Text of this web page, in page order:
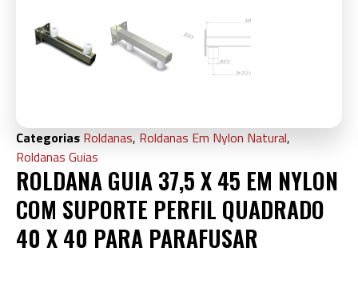
Categorias Roldanas, Roldanas Em Nylon Natural,
Roldanas Guias
ROLDANA GUIA 37,5 X 45 EM NYLON
COM SUPORTE PERFIL QUADRADO
40 X 40 PARA PARAFUSAR